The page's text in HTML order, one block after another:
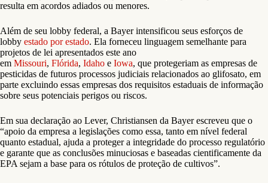
resulta em acordos adiados ou menores.
Além de seu lobby federal, a Bayer intensificou seus esforços de
lobby estado por estado. Ela forneceu linguagem semelhante para
projetos de lei apresentados este ano
em Missouri, Flórida, Idaho e Iowa, que protegeriam as empresas de
pesticidas de futuros processos judiciais relacionados ao glifosato, em
parte excluindo essas empresas dos requisitos estaduais de informação
sobre seus potenciais perigos ou riscos.
Em sua declaração ao Lever, Christiansen da Bayer escreveu que o
“apoio da empresa a legislações como essa, tanto em nível federal
quanto estadual, ajuda a proteger a integridade do processo regulatório
e garante que as conclusões minuciosas e baseadas cientificamente da
EPA sejam a base para os rótulos de proteção de cultivos”.